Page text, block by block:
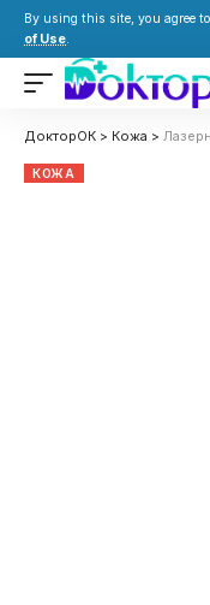
By using this site, you agree
of Use.
ДокторОК > Кожа >
КОЖА